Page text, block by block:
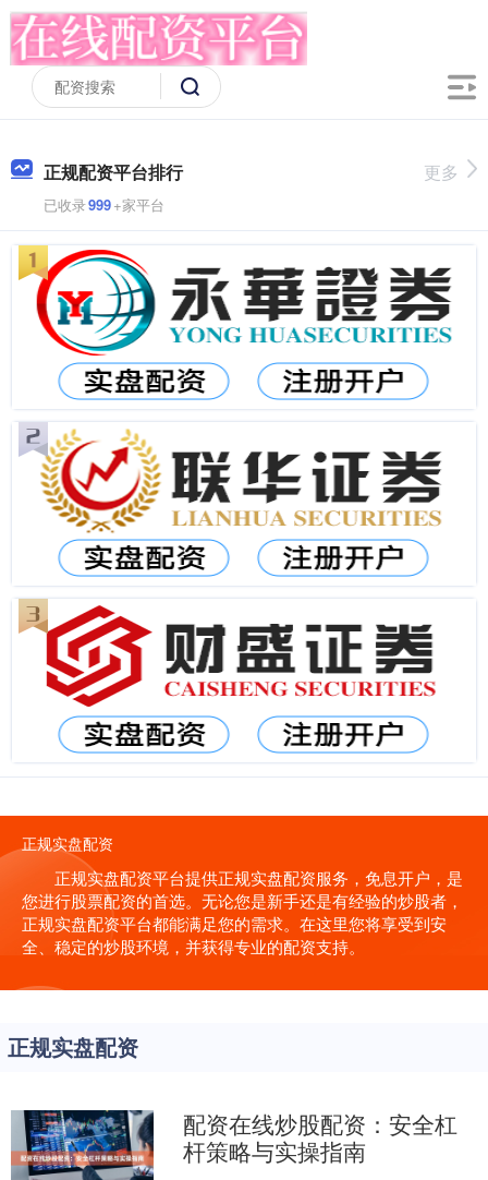
正规配资平台排行
已收录999+家平台
更多
正规实盘配资
正规实盘配资平台提供正规实盘配资服务，免息开户，是
您进行股票配资的首选。无论您是新手还是有经验的炒股者，
正规实盘配资平台都能满足您的需求。在这里您将享受到安
全、稳定的炒股环境，并获得专业的配资支持。
正规实盘配资
配资在线炒股配资：安全杠
杆策略与实操指南